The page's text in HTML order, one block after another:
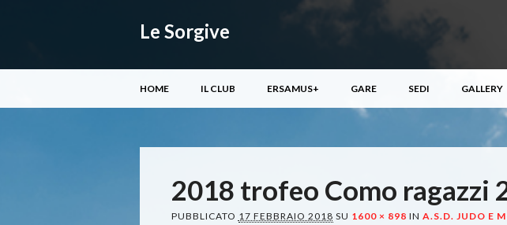
Le Sorgive
Menu principale
HOME IL CLUB ERSAMUS+ GARE SEDI GALLERY
2018 trofeo Como ragazzi
PUBBLICATO 17 FEBBRAIO 2018 SU 1600 × 898 IN A.S.D. JUDO E